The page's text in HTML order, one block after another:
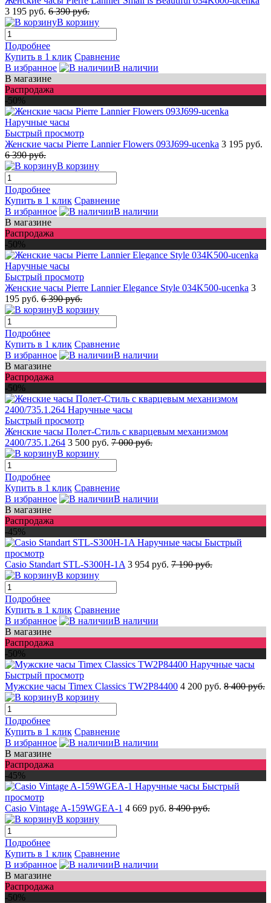
3 195 руб. 6 390 руб.
В корзину
Подробнее
Купить в 1 клик Сравнение
В избранное
В наличии
В магазине
Распродажа
-50%
Быстрый просмотр
Женские часы Pierre Lannier Flowers 093J699-ucenka 3 195 руб.
6 390 руб.
В корзину
Подробнее
Купить в 1 клик Сравнение
В избранное
В наличии
В магазине
Распродажа
-50%
Быстрый просмотр
Женские часы Pierre Lannier Elegance Style 034K500-ucenka 3
195 руб. 6 390 руб.
В корзину
Подробнее
Купить в 1 клик Сравнение
В избранное
В наличии
В магазине
Распродажа
-50%
Быстрый просмотр
Женские часы Полет-Стиль с кварцевым механизмом
2400/735.1.264 3 500 руб. 7 000 руб.
В корзину
Подробнее
Купить в 1 клик Сравнение
В избранное
В наличии
В магазине
Распродажа
-45%
Быстрый
просмотр
Casio Standart STL-S300H-1A 3 954 руб. 7 190 руб.
В корзину
Подробнее
Купить в 1 клик Сравнение
В избранное
В наличии
В магазине
Распродажа
-50%
Быстрый просмотр
Мужские часы Timex Classics TW2P84400 4 200 руб. 8 400 руб.
В корзину
Подробнее
Купить в 1 клик Сравнение
В избранное
В наличии
В магазине
Распродажа
-45%
Быстрый
просмотр
Casio Vintage A-159WGEA-1 4 669 руб. 8 490 руб.
В корзину
Подробнее
Купить в 1 клик Сравнение
В избранное
В наличии
В магазине
Распродажа
-50%